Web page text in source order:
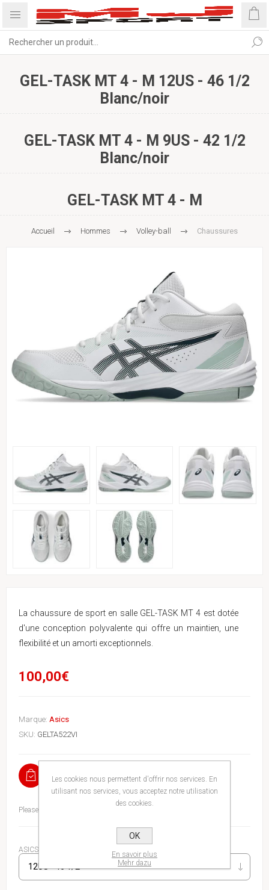
GEL-TASK MT 4 - M 12US - 46 1/2
Blanc/noir
GEL-TASK MT 4 - M 9US - 42 1/2
Blanc/noir
GEL-TASK MT 4 - M
Accueil Hommes Volley-ball Chaussures
La chaussure de sport en salle GEL-TASK MT 4 est dotée
d'une conception polyvalente qui offre un maintien, une
flexibilité et un amorti exceptionnels.
100,00€
Marque: Asics
SKU: GELTA522VI
EN STOCK
Please select the address you want to ship to
ASICS CHAUSSURES HOMME
Les cookies nous permettent d'offrir nos services. En
utilisant nos services, vous acceptez notre utilisation
des cookies.
OK
En savoir plus
Mehr dazu